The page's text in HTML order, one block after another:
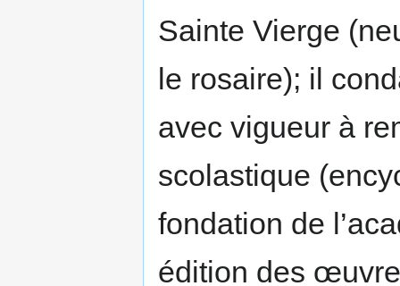
Sainte Vierge
le rosaire); il
avec vigueur à
scolastique
fondation de
édition des